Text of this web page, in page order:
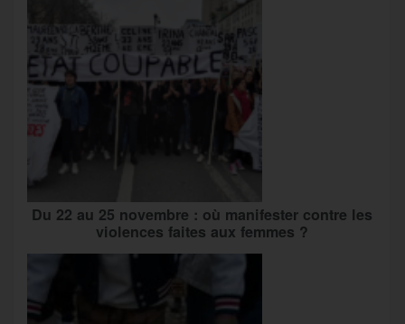
Du 22 au 25 novembre : où manifester contre les
violences faites aux femmes ?